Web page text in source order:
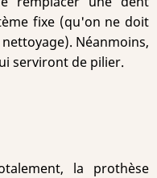
fixe (qu'on ne doit
Néanmoins,
serviront de pilier.
la prothèse